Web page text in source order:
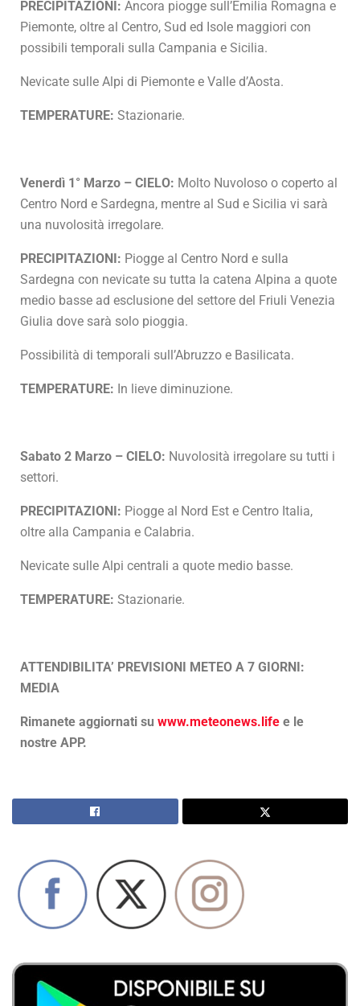
PRECIPITAZIONI: Ancora piogge sull’Emilia Romagna e
Piemonte, oltre al Centro, Sud ed Isole maggiori con
possibili temporali sulla Campania e Sicilia.
Nevicate sulle Alpi di Piemonte e Valle d’Aosta.
TEMPERATURE: Stazionarie.
Venerdì 1° Marzo – CIELO: Molto Nuvoloso o coperto al
Centro Nord e Sardegna, mentre al Sud e Sicilia vi sarà
una nuvolosità irregolare.
PRECIPITAZIONI: Piogge al Centro Nord e sulla
Sardegna con nevicate su tutta la catena Alpina a quote
medio basse ad esclusione del settore del Friuli Venezia
Giulia dove sarà solo pioggia.
Possibilità di temporali sull’Abruzzo e Basilicata.
TEMPERATURE: In lieve diminuzione.
Sabato 2 Marzo – CIELO: Nuvolosità irregolare su tutti i
settori.
PRECIPITAZIONI: Piogge al Nord Est e Centro Italia,
oltre alla Campania e Calabria.
Nevicate sulle Alpi centrali a quote medio basse.
TEMPERATURE: Stazionarie.
ATTENDIBILITA’ PREVISIONI METEO A 7 GIORNI:
MEDIA
Rimanete aggiornati su www.meteonews.life e le
nostre APP.